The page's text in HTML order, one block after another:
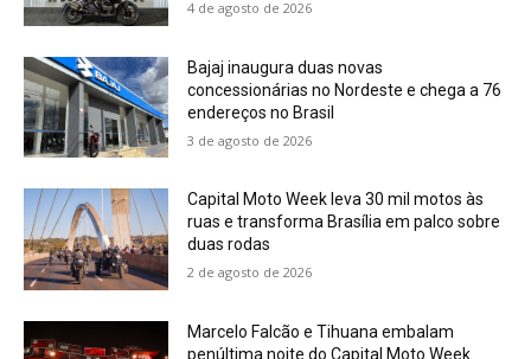
4 de agosto de 2026
Bajaj inaugura duas novas
concessionárias no Nordeste e chega a 76
endereços no Brasil
3 de agosto de 2026
Capital Moto Week leva 30 mil motos às
ruas e transforma Brasília em palco sobre
duas rodas
2 de agosto de 2026
Marcelo Falcão e Tihuana embalam
penúltima noite do Capital Moto Week